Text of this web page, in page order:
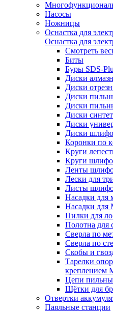
Насосы
Ножницы
Оснастка для
Оснастка для
Смотреть
Биты
Буры SDS-
Диски
Диски
Диски
Диски
Диски
Диски
Диски
Коронки по
Круги
Круги
Ленты
Лески для
Листы
Насадки для
Насадки
Пилки для
Полотна для
Сверла по
Сверла по
Скобы и
Тарелки
креплением
Цепи
Щётки для
Отвертки
Паяльные станции